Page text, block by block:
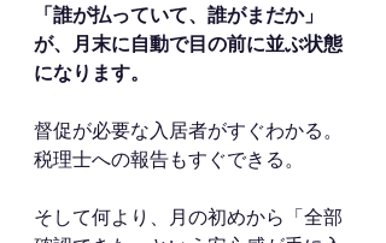
「誰が払っていて、誰がまだか」
が、月末に自動で目の前に並ぶ状態
になります。
督促が必要な入居者がすぐわかる。
税理士への報告もすぐできる。
そして何より、月の初めから「全部